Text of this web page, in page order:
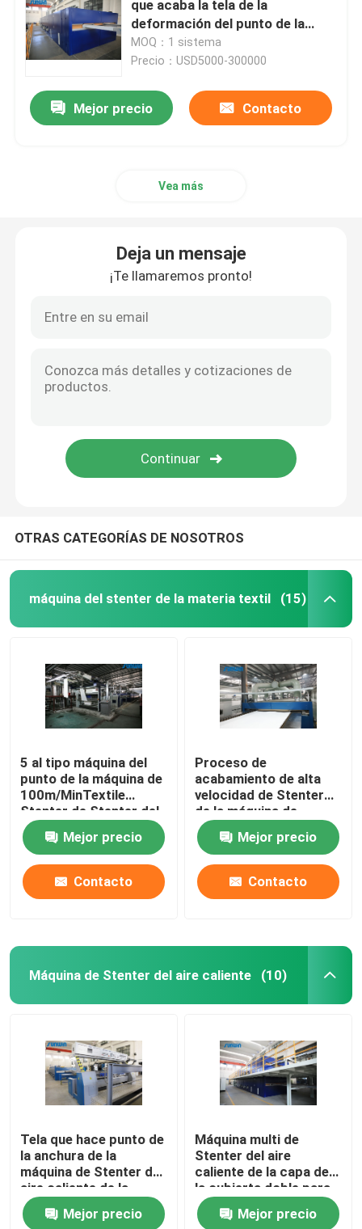
que acaba la tela de la
deformación del punto de la
máquina del marco de Stenter
MOQ：1 sistema
Precio：USD5000-300000
Mejor precio Contacto
Vea más
Deja un mensaje
¡Te llamaremos pronto!
OTRAS CATEGORÍAS DE NOSOTROS
máquina del stenter de la materia textil (15)
5 al tipo máquina del
punto de la máquina de
100m/MinTextile
Stenter de Stenter del
aire caliente del vapor
Mejor precio
Contacto
Proceso de
acabamiento de alta
velocidad de Stenter
de la máquina de
Stenter de la tela del
aceite termal del
poliéster
Mejor precio
Contacto
Máquina de Stenter del aire caliente (10)
Tela que hace punto de
la anchura de la
máquina de Stenter del
aire caliente de la
velocidad del CE que
acaba 2400m m
Mejor precio
Máquina multi de
Stenter del aire
caliente de la capa de
la cubierta doble para
las telas tejidas del
punto Mejor precio